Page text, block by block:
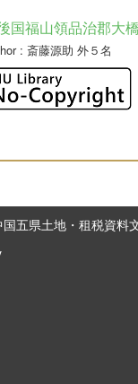
国福山領品治郡大
: 斎藤源助 外５名
国五県土地・租税資料